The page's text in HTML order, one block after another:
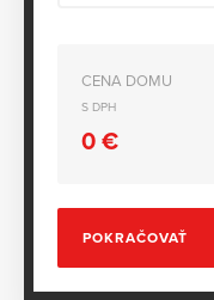
CENA DOMU
S DPH
0 €
POKRAČOVAŤ